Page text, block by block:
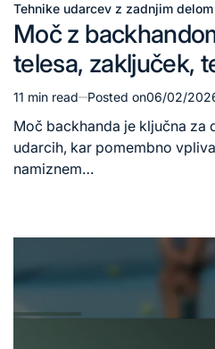
Posted
in
Tehnike udarcev z zadnjim
Moč z
telesa, zaključek,
Estimated
read
time
11 min read Posted on06/02/
Moč backhanda je ključna za
udarcih, kar pomembno
namiznem…